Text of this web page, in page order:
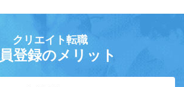
クリエイト転職
登録のメリット